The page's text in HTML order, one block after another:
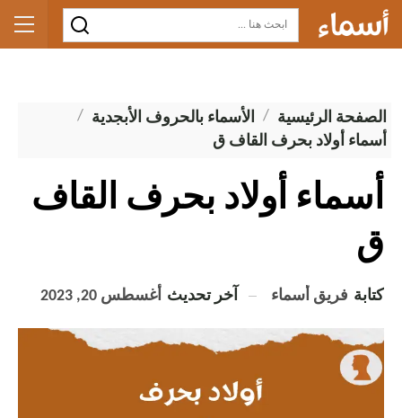
الصفحة الرئيسية
الأسماء بالحروف الأبجدية
أسماء أولاد بحرف القاف ق
أسماء أولاد بحرف القاف
ق
كتابة فريق أسماء آخر تحديث أغسطس 20, 2023